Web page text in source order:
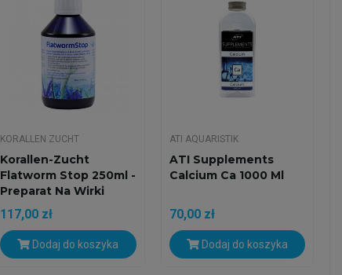
KORALLEN ZUCHT
Korallen-Zucht
Flatworm Stop 250ml -
Preparat Na Wirki
117,00 zł
Dodaj do koszyka
ATI AQUARISTIK
ATI Supplements
Calcium Ca 1000 Ml
70,00 zł
Dodaj do koszyka